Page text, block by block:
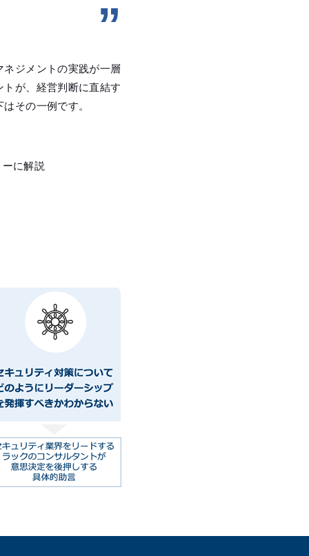
ジメントの実践が一層
が、経営判断に直結す
その一例です。
に解説